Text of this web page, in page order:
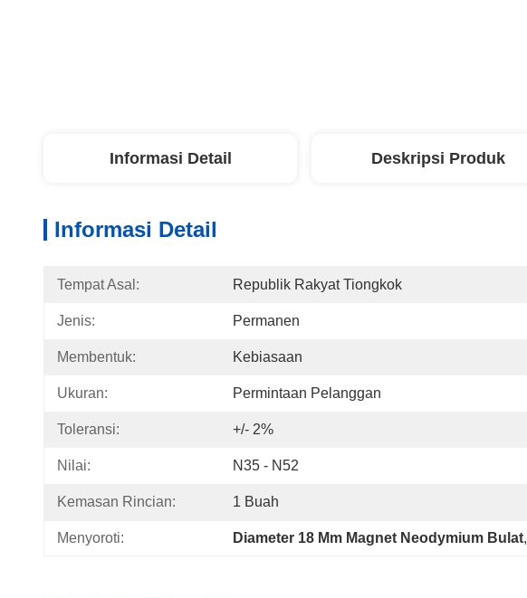
Informasi Detail Deskripsi Produk
Informasi Detail
Tempat Asal: Republik Rakyat Tiongkok
Jenis: Permanen
Membentuk: Kebiasaan
Ukuran: Permintaan Pelanggan
Toleransi: +/- 2%
Nilai: N35 - N52
Kemasan Rincian: 1 Buah
Menyoroti: Diameter 18 Mm Magnet Neodymium Bulat,